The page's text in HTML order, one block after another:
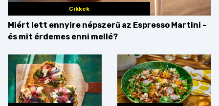
Cikkek
Miért lett ennyire népszerű az Espresso Martini –
és mit érdemes enni mellé?